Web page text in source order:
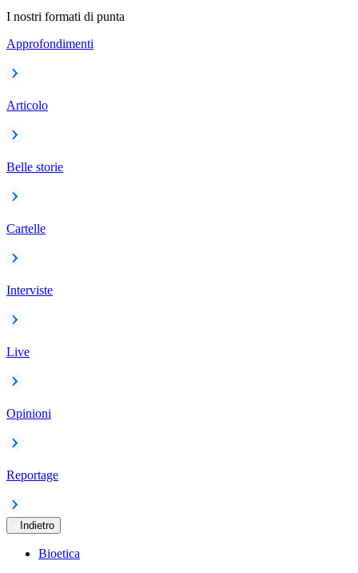
I nostri formati di punta
Approfondimenti
Articolo
Belle storie
Cartelle
Interviste
Live
Opinioni
Reportage
Indietro
Bioetica